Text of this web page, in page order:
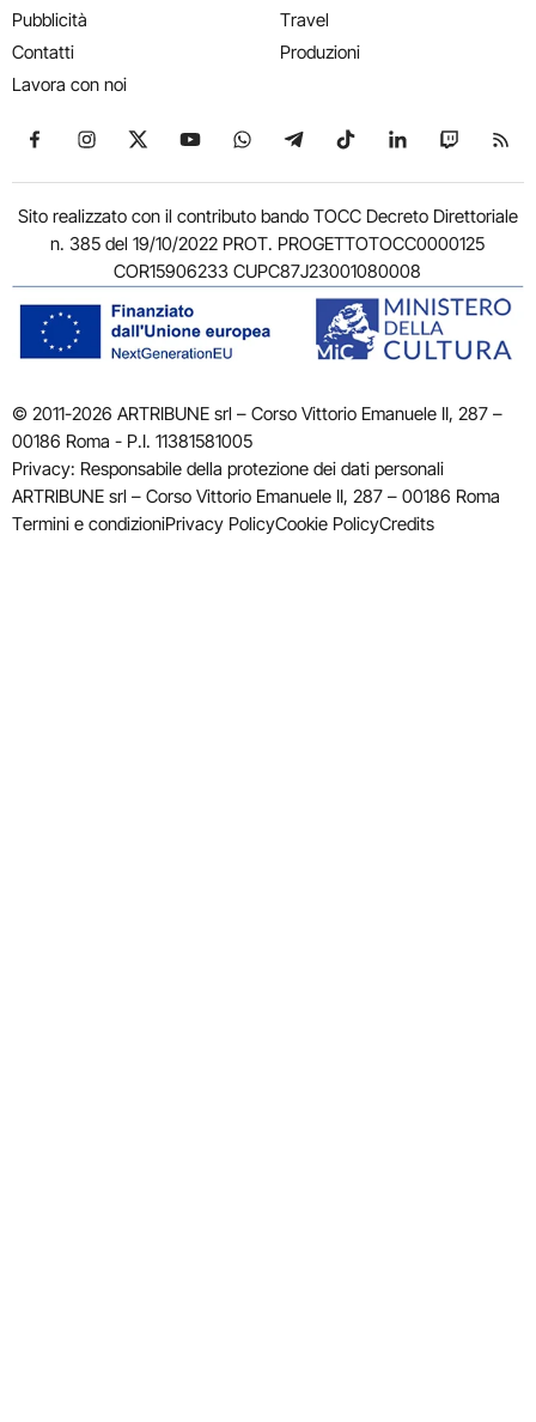
Pubblicità
Contatti
Lavora con noi
Travel
Produzioni
Seguici su Facebook
Seguici su Instagram
Seguici su X
Seguici su YouTube
Seguici su WhatsApp
Seguici su Telegram
Seguici su TikTok
Seguici su
Seguici
Sito realizzato con il contributo bando TOCC Decreto Direttoriale
n. 385 del 19/10/2022 PROT. PROGETTOTOCC0000125
COR15906233 CUPC87J23001080008
© 2011-2026 ARTRIBUNE srl – Corso Vittorio Emanuele II, 287 –
00186 Roma - P.I. 11381581005
Privacy: Responsabile della protezione dei dati personali
ARTRIBUNE srl – Corso Vittorio Emanuele II, 287 – 00186 Roma
Termini e condizioniPrivacy PolicyCookie PolicyCredits